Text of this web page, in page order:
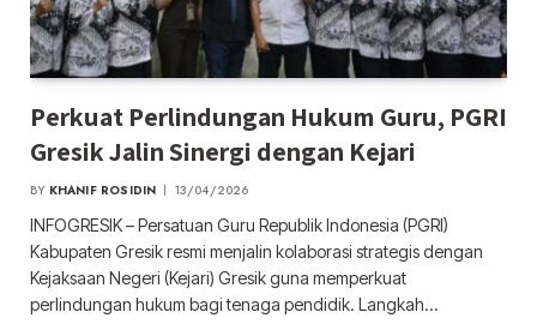
Perkuat Perlindungan Hukum Guru, PGRI
Gresik Jalin Sinergi dengan Kejari
BY KHANIF ROSIDIN 13/04/2026
INFOGRESIK – Persatuan Guru Republik Indonesia (PGRI)
Kabupaten Gresik resmi menjalin kolaborasi strategis dengan
Kejaksaan Negeri (Kejari) Gresik guna memperkuat
perlindungan hukum bagi tenaga pendidik. Langkah…